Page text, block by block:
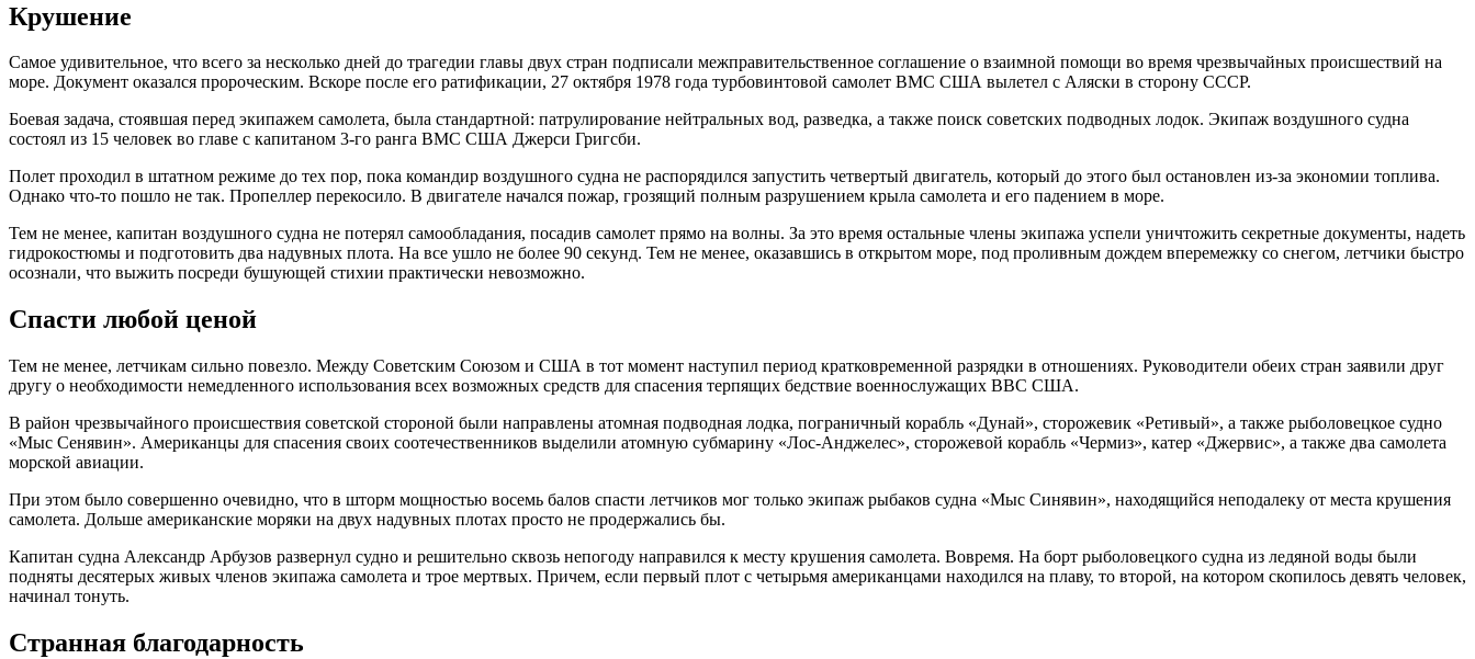
Крушение
Самое удивительное, что всего за несколько дней до трагедии главы двух стран подписали межправительственное соглашение о взаимной помощи во время чрезвычайных происшествий на
море. Документ оказался пророческим. Вскоре после его ратификации, 27 октября 1978 года турбовинтовой самолет ВМС США вылетел с Аляски в сторону СССР.
Боевая задача, стоявшая перед экипажем самолета, была стандартной: патрулирование нейтральных вод, разведка, а также поиск советских подводных лодок. Экипаж воздушного судна
состоял из 15 человек во главе с капитаном 3-го ранга ВМС США Джерси Григсби.
Полет проходил в штатном режиме до тех пор, пока командир воздушного судна не распорядился запустить четвертый двигатель, который до этого был остановлен из-за экономии топлива.
Однако что-то пошло не так. Пропеллер перекосило. В двигателе начался пожар, грозящий полным разрушением крыла самолета и его падением в море.
Тем не менее, капитан воздушного судна не потерял самообладания, посадив самолет прямо на волны. За это время остальные члены экипажа успели уничтожить секретные документы, надеть
гидрокостюмы и подготовить два надувных плота. На все ушло не более 90 секунд. Тем не менее, оказавшись в открытом море, под проливным дождем вперемежку со снегом, летчики быстро
осознали, что выжить посреди бушующей стихии практически невозможно.
Спасти любой ценой
Тем не менее, летчикам сильно повезло. Между Советским Союзом и США в тот момент наступил период кратковременной разрядки в отношениях. Руководители обеих стран заявили друг
другу о необходимости немедленного использования всех возможных средств для спасения терпящих бедствие военнослужащих ВВС США.
В район чрезвычайного происшествия советской стороной были направлены атомная подводная лодка, пограничный корабль «Дунай», сторожевик «Ретивый», а также рыболовецкое судно
«Мыс Сенявин». Американцы для спасения своих соотечественников выделили атомную субмарину «Лос-Анджелес», сторожевой корабль «Чермиз», катер «Джервис», а также два самолета
морской авиации.
При этом было совершенно очевидно, что в шторм мощностью восемь балов спасти летчиков мог только экипаж рыбаков судна «Мыс Синявин», находящийся неподалеку от места крушения
самолета. Дольше американские моряки на двух надувных плотах просто не продержались бы.
Капитан судна Александр Арбузов развернул судно и решительно сквозь непогоду направился к месту крушения самолета. Вовремя. На борт рыболовецкого судна из ледяной воды были
подняты десятерых живых членов экипажа самолета и трое мертвых. Причем, если первый плот с четырьмя американцами находился на плаву, то второй, на котором скопилось девять человек,
начинал тонуть.
Странная благодарность